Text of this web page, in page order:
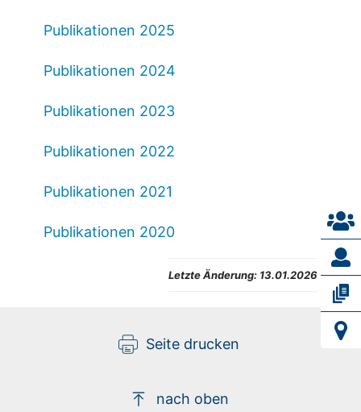
Publikationen 2025
Publikationen 2024
Publikationen 2023
Publikationen 2022
Publikationen 2021
Publikationen 2020
Letzte Änderung: 13.01.2026
Seite drucken
nach oben